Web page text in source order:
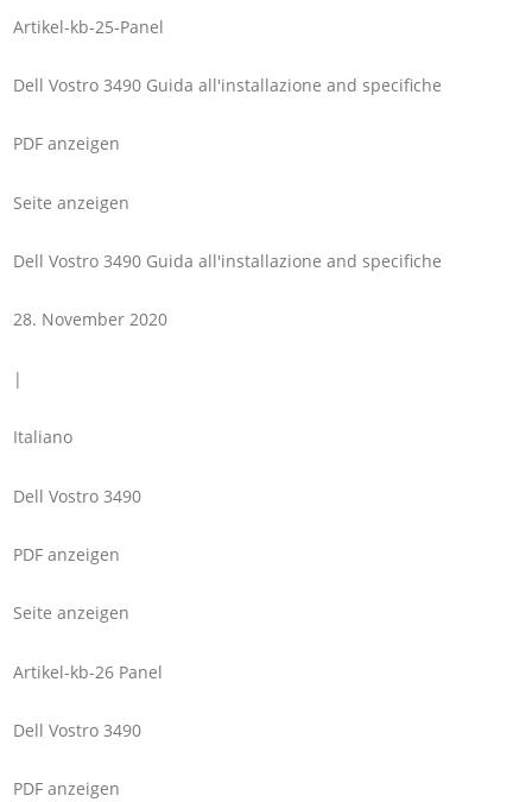
Artikel-kb-25-Panel
Dell Vostro 3490 Guida all'installazione and specifiche
PDF anzeigen
Seite anzeigen
Dell Vostro 3490 Guida all'installazione and specifiche
28. November 2020
|
Italiano
Dell Vostro 3490
PDF anzeigen
Seite anzeigen
Artikel-kb-26 Panel
Dell Vostro 3490
PDF anzeigen